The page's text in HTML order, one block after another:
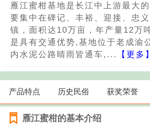
雁江蜜柑基地是长江中上游最大
要集中在碑记、丰裕、迎接、忠
镇，面积达10万亩，年产量12万
是具有交通优势,基地位于老成渝
内水泥公路晴雨皆通车,...
【更多】
产品特点 历史民俗 获奖荣誉
雁江蜜柑的基本介绍